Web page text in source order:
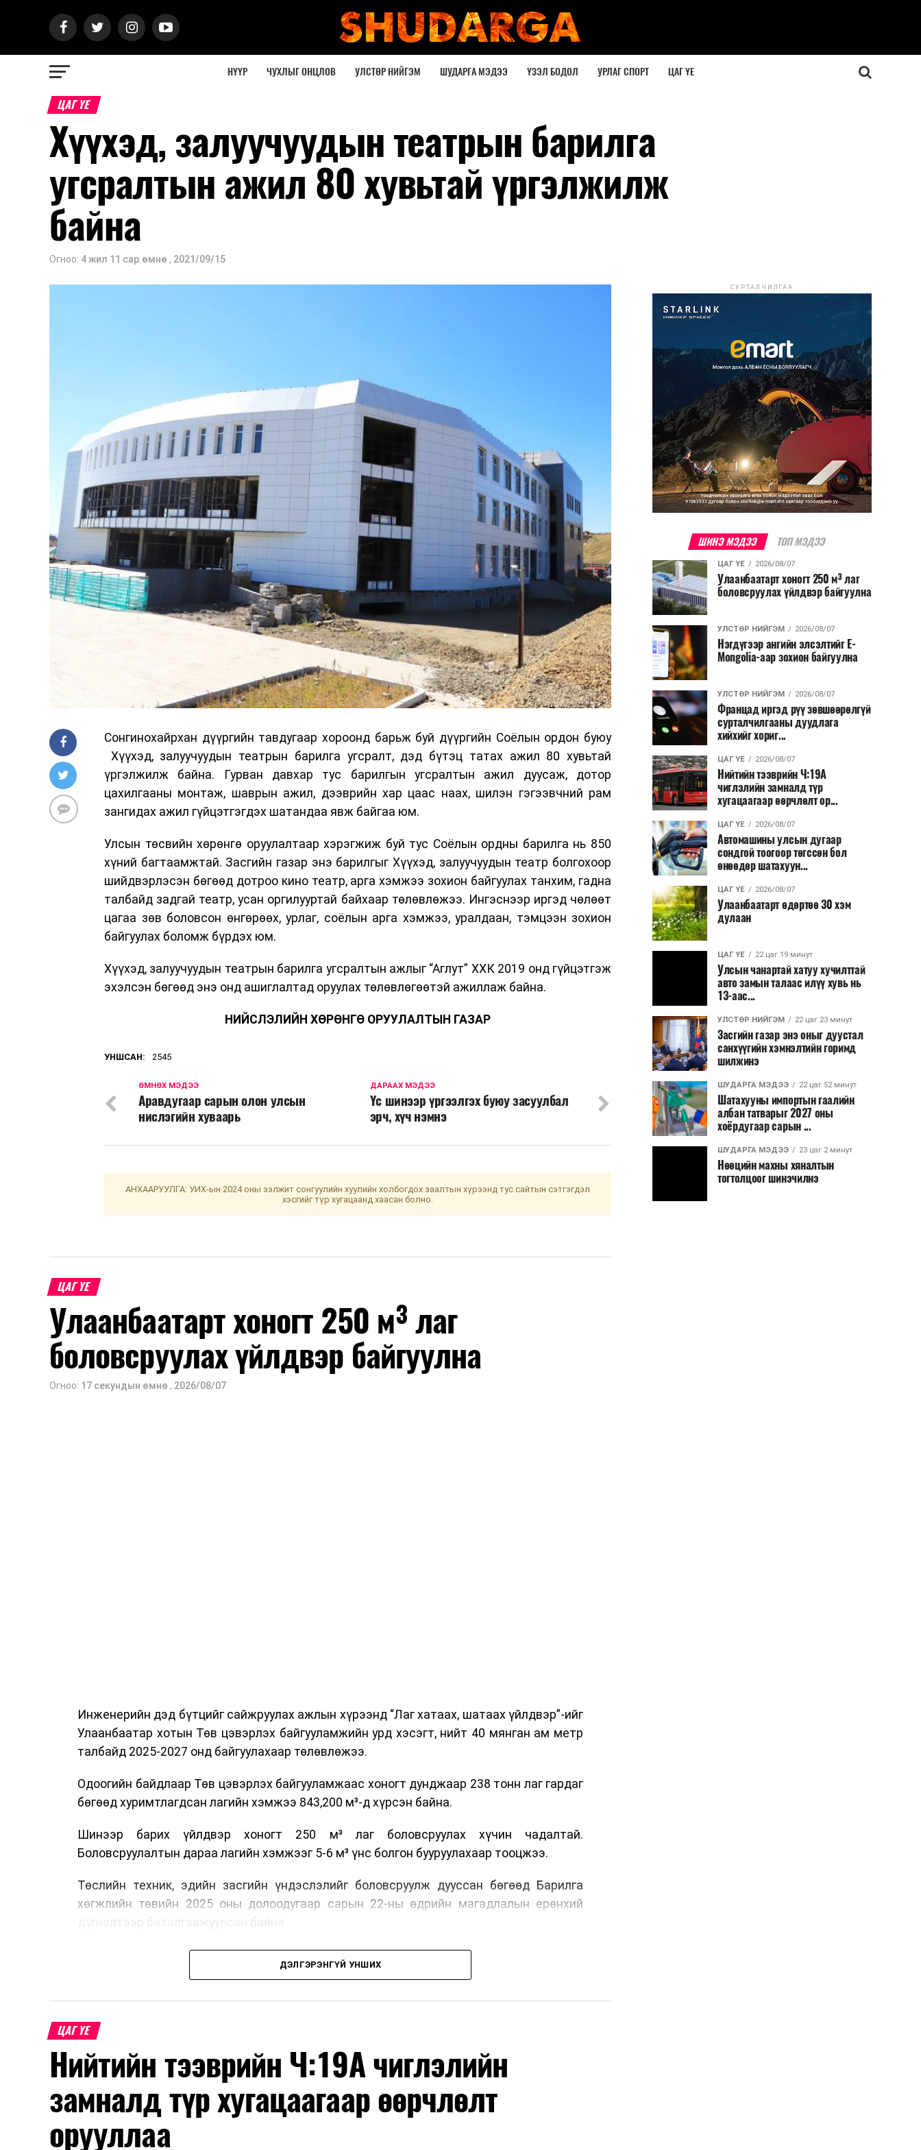
НҮҮР ЧУХЛЫГ ОНЦЛОВ УЛСТӨР НИЙГЭМ ШУДАРГА МЭДЭЭ ҮЗЭЛ БОДОЛ УРЛАГ СПОРТ ЦАГ ҮЕ
ЦАГ ҮЕ
Хүүхэд, залуучуудын театрын барилга
угсралтын ажил 80 хувьтай үргэлжилж
байна
Огноо: 4 жил 11 сар.өмнө , 2021/09/15
Сонгинохайрхан дүүргийн тавдугаар хороонд барьж буй дүүргийн Соёлын ордон буюу
Хүүхэд, залуучуудын театрын барилга угсралт, дэд бүтэц татах ажил 80 хувьтай
үргэлжилж байна. Гурван давхар тус барилгын угсралтын ажил дуусаж, дотор
цахилгааны монтаж, шаврын ажил, дээврийн хар цаас наах, шилэн гэгээвчний рам
зангидах ажил гүйцэтгэгдэх шатандаа явж байгаа юм.
Улсын төсвийн хөрөнгө оруулалтаар хэрэгжиж буй тус Соёлын ордны барилга нь 850
хүний багтаамжтай. Засгийн газар энэ барилгыг Хүүхэд, залуучуудын театр болгохоор
шийдвэрлэсэн бөгөөд дотроо кино театр, арга хэмжээ зохион байгуулах танхим, гадна
талбайд задгай театр, усан оргилууртай байхаар төлөвлөжээ. Ингэснээр иргэд чөлөөт
цагаа зөв боловсон өнгөрөөх, урлаг, соёлын арга хэмжээ, уралдаан, тэмцээн зохион
байгуулах боломж бүрдэх юм.
Хүүхэд, залуучуудын театрын барилга угсралтын ажлыг “Аглут” ХХК 2019 онд гүйцэтгэж
эхэлсэн бөгөөд энэ онд ашиглалтад оруулах төлөвлөгөөтэй ажиллаж байна.
НИЙСЛЭЛИЙН ХӨРӨНГӨ ОРУУЛАЛТЫН ГАЗАР
УНШСАН: 2545
ДАРААХ МЭДЭЭ
Үс шинээр үргээлгэх буюу засуулбал
эрч, хүч нэмнэ
ӨМНӨХ МЭДЭЭ
Аравдугаар сарын олон улсын
нислэгийн хуваарь
АНХААРУУЛГА: УИХ-ын 2024 оны ээлжит сонгуулийн хуулийн холбогдох заалтын хүрээнд тус сайтын сэтгэгдэл
хэсгийг түр хугацаанд хаасан болно.
ЦАГ ҮЕ
Улаанбаатарт хоногт 250 м³ лаг
боловсруулах үйлдвэр байгуулна
Огноо: 17 секундын өмнө , 2026/08/07
Инженерийн дэд бүтцийг сайжруулах ажлын хүрээнд “Лаг хатаах, шатаах үйлдвэр”-ийг
Улаанбаатар хотын Төв цэвэрлэх байгууламжийн урд хэсэгт, нийт 40 мянган ам метр
талбайд 2025-2027 онд байгуулахаар төлөвлөжээ.
Одоогийн байдлаар Төв цэвэрлэх байгууламжаас хоногт дунджаар 238 тонн лаг гардаг
бөгөөд хуримтлагдсан лагийн хэмжээ 843,200 м³-д хүрсэн байна.
Шинээр барих үйлдвэр хоногт 250 м³ лаг боловсруулах хүчин чадалтай.
Боловсруулалтын дараа лагийн хэмжээг 5-6 м³ үнс болгон бууруулахаар тооцжээ.
Төслийн техник, эдийн засгийн үндэслэлийг боловсруулж дууссан бөгөөд Барилга
хөгжлийн төвийн 2025 оны долоодугаар сарын 22-ны өдрийн магадлалын ерөнхий
Мөн Нийслэлийн иргэдийн Төлөөлөгчдийн Хурлын 2025 оны 25/01 дүгээр тогтоолоор
баталсан “Төр, хувийн хэвшлийн түншлэлээр нийслэлд хэрэгжүүлэх төслийн
Лаг хатаах, шатаах технологи нь бохир ус цэвэрлэх байгууламжаас гардаг лагийг
байгаль орчинд аюулгүй аргаар боловсруулж, эзлэхүүнийг эрс бууруулах зориулалттай.
Лагийг өндөр температурт шатааснаар эзлэхүүн нь 90 хүртэл хувиар буурч, бактери,
вирус болон бусад өвчин үүсгэгч бичил биетнийг устгах боломжтой.
Түүнчлэн шаталтын явцад үүсэх дулааныг цахилгаан болон дулааны эрчим хүч
ДЭЛГЭРЭНГҮЙ УНШИХ
ЦАГ ҮЕ
Нийтийн тээврийн Ч:19А чиглэлийн
замналд түр хугацаагаар өөрчлөлт
орууллаа
СУРТАЛЧИЛГАА
ШИНЭ МЭДЭЭ ТОП МЭДЭЭ
ЦАГ ҮЕ 2026/08/07
Улаанбаатарт хоногт 250 м³ лаг
боловсруулах үйлдвэр байгуулна
УЛСТӨР НИЙГЭМ 2026/08/07
Нэгдүгээр ангийн элсэлтийг E-
Mongolia-аар зохион байгуулна
УЛСТӨР НИЙГЭМ 2026/08/07
Францад иргэд рүү зөвшөөрөлгүй
сурталчилгааны дуудлага
хийхийг хориг...
ЦАГ ҮЕ 2026/08/07
Нийтийн тээврийн Ч:19А
чиглэлийн замналд түр
хугацаагаар өөрчлөлт ор...
ЦАГ ҮЕ 2026/08/07
Автомашины улсын дугаар
сондгой тоогоор төгссөн бол
өнөөдөр шатахуун...
ЦАГ ҮЕ 2026/08/07
Улаанбаатарт өдөртөө 30 хэм
дулаан
ЦАГ ҮЕ 22 цаг 19 минут
Улсын чанартай хатуу хучилттай
авто замын талаас илүү хувь нь
13-аас...
УЛСТӨР НИЙГЭМ 22 цаг 23 минут
Засгийн газар энэ оныг дуустал
санхүүгийн хэмнэлтийн горимд
шилжинэ
ШУДАРГА МЭДЭЭ 22 цаг 52 минут
Шатахууны импортын гаалийн
албан татварыг 2027 оны
хоёрдугаар сарын ...
ШУДАРГА МЭДЭЭ 23 цаг 2 минут
Нөөцийн махны хяналтын
тогтолцоог шинэчилнэ